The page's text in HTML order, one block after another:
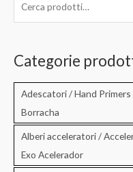
c
Categorie
Adescatori / Hand
Borracha
Alberi acceleratori /
Exo Acelerador